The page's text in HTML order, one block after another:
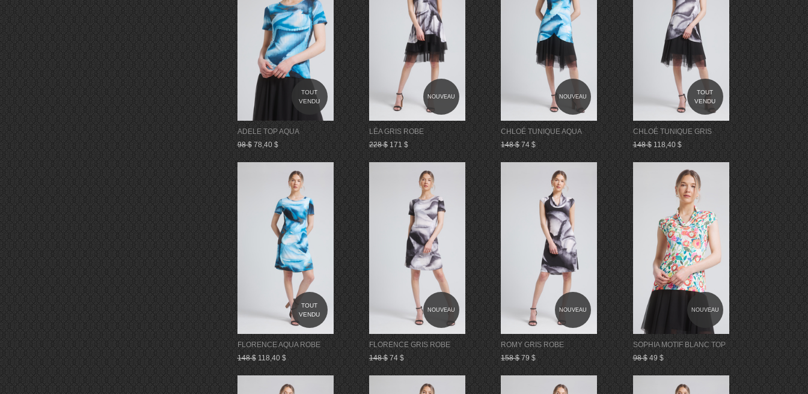
TOUT
VENDU
ADELE TOP AQUA
98 $78,40 $
NOUVEAU
LÉA GRIS ROBE
228 $171 $
NOUVEAU
CHLOÉ TUNIQUE AQUA
148 $74 $
TOUT
VENDU
CHLOÉ TUNIQUE GRIS
148 $118,40 $
TOUT
VENDU
FLORENCE AQUA ROBE
148 $118,40 $
NOUVEAU
FLORENCE GRIS ROBE
148 $74 $
NOUVEAU
ROMY GRIS ROBE
158 $79 $
NOUVEAU
SOPHIA MOTIF BLANC TOP
98 $49 $